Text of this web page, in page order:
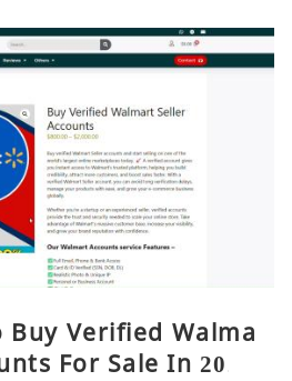
Buy Verified Walma
For Sale In 2026